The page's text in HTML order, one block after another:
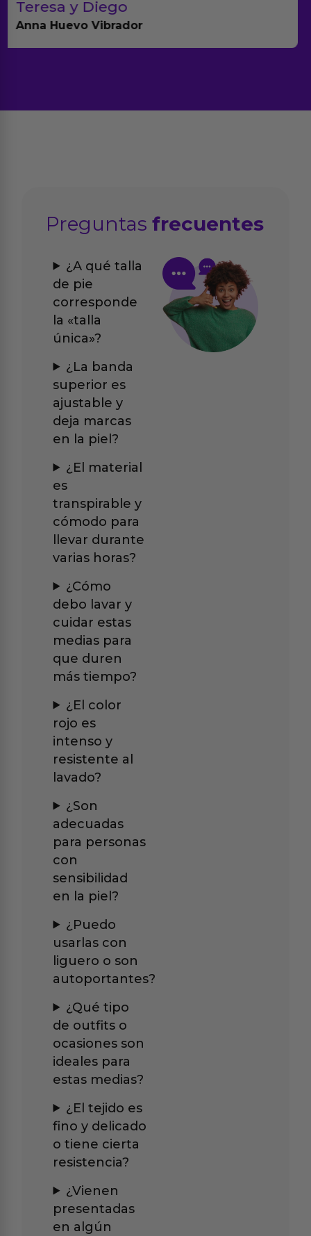
Paula A.
Brightpurple Vibrador y Rotador
Preguntasfrecuentes
¿A qué talla
de pie
corresponde
la «talla
única»?
¿La banda
superior es
ajustable y
deja marcas
en la piel?
¿El material
es
transpirable y
cómodo para
llevar durante
varias horas?
¿Cómo
debo lavar y
cuidar estas
medias para
que duren
más tiempo?
¿El color
rojo es
intenso y
resistente al
lavado?
¿Son
adecuadas
para personas
con
sensibilidad
en la piel?
¿Puedo
usarlas con
liguero o son
autoportantes?
¿Qué tipo
de outfits o
ocasiones son
ideales para
estas medias?
¿El tejido es
fino y delicado
o tiene cierta
resistencia?
¿Vienen
presentadas
en algún